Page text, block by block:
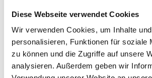
Diese Webseite verwendet Cookies
Wir verwenden Cookies, um Inhalte
personalisieren, Funktionen für soziale
zu können und die Zugriffe auf unsere
analysieren. Außerdem geben wir
BOOK YOUR STAY
AREA
DIRECTIONS
AMENITIES